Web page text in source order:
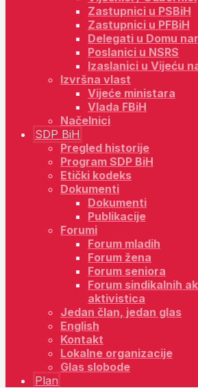
Zastupnici u PSBiH
Zastupnici u PFBiH
Delegati u Domu
Poslanici u NSRS
Izaslanici u Vijeću
Izvršna vlast
Vijeće ministara
Vlada FBiH
Načelnici
SDP BiH
Pregled historije
Program SDP BiH
Etički kodeks
Dokumenti
Dokumenti
Publikacije
Forumi
Forum mladih
Forum žena
Forum seniora
Forum sindikalnih
aktivistica
Jedan član, jedan glas
English
Kontakt
Lokalne organizacije
Glas slobode
Plan